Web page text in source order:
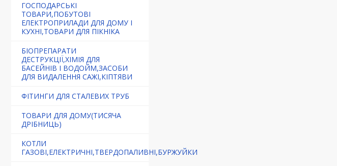
ГОСПОДАРСЬКІ
ТОВАРИ,ПОБУТОВІ
ЕЛЕКТРОПРИЛАДИ ДЛЯ ДОМУ І
КУХНІ,ТОВАРИ ДЛЯ ПІКНІКА
БІОПРЕПАРАТИ
ДЕСТРУКЦІЇ,ХІМІЯ ДЛЯ
БАСЕЙНІВ І ВОДОЙМ,ЗАСОБИ
ДЛЯ ВИДАЛЕННЯ САЖІ,КІПТЯВИ
ФІТИНГИ ДЛЯ СТАЛЕВИХ ТРУБ
ТОВАРИ ДЛЯ ДОМУ(ТИСЯЧА
ДРІБНИЦЬ)
КОТЛИ
ГАЗОВІ,ЕЛЕКТРИЧНІ,ТВЕРДОПАЛИВНІ,БУРЖУЙКИ